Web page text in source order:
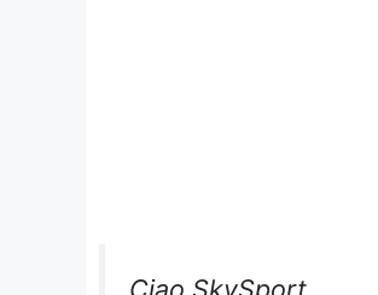
Ciao SkySport,